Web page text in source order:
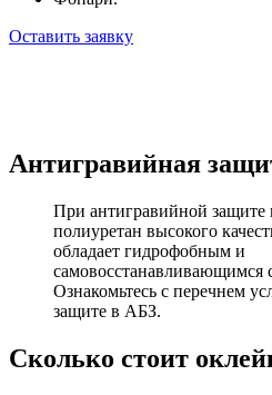
Оставить заявку
Антигравийная
При антигравийной защите
полиуретан высокого
обладает гидрофобным и
самовосстанавливающимся
Ознакомьтесь с перечнем
защите в АБЗ.
Сколько стоит